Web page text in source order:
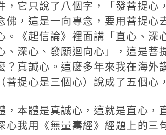
，它只說了八個字，「發菩提心
佛，這是一向專念，要用菩提心
。《起信論》裡面講「直心、深
、深心、發願迴向心」，這是菩
？真誠心。這麼多年來我在海外
菩提心是三個心）說成了五個心
本體是真誠心，這就是直心，
心我用《無量壽經》經題上的三